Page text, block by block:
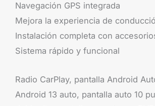
Navegación GPS integrada
Mejora la experiencia de
Instalación completa con
Sistema rápido y funcional
Radio CarPlay, pantalla Android
Android 13 auto, pantalla auto 10